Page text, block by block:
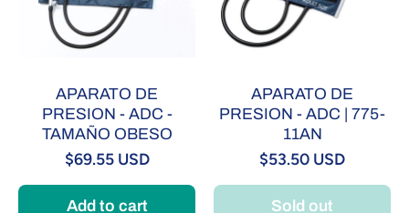
APARATO DE
PRESION - ADC -
TAMAÑO OBESO
$69.55 USD
Add to cart
APARATO DE
PRESION - ADC | 775-
11AN
$53.50 USD
Sold out